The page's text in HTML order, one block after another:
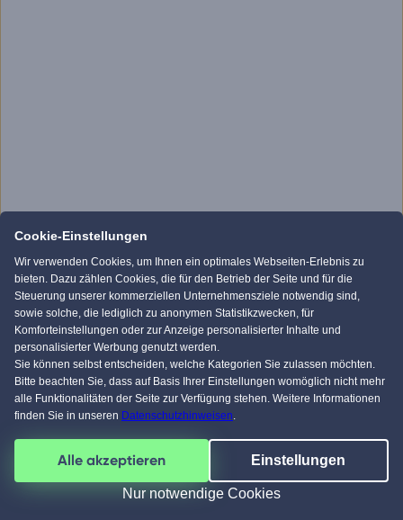
Cookie-Einstellungen
Wir verwenden Cookies, um Ihnen ein optimales Webseiten-Erlebnis zu
bieten. Dazu zählen Cookies, die für den Betrieb der Seite und für die
Steuerung unserer kommerziellen Unternehmensziele notwendig sind,
sowie solche, die lediglich zu anonymen Statistikzwecken, für
Komforteinstellungen oder zur Anzeige personalisierter Inhalte und
personalisierter Werbung genutzt werden.
Sie können selbst entscheiden, welche Kategorien Sie zulassen möchten.
Bitte beachten Sie, dass auf Basis Ihrer Einstellungen womöglich nicht mehr
alle Funktionalitäten der Seite zur Verfügung stehen. Weitere Informationen
finden Sie in unseren Datenschutzhinweisen.
Alle akzeptieren Einstellungen
Nur notwendige Cookies